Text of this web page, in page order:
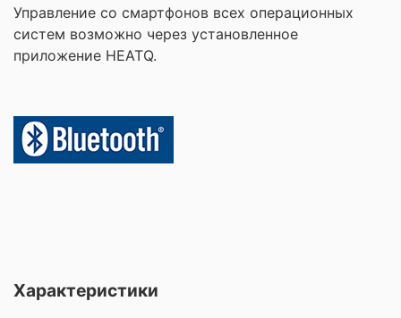
Управление со смартфонов всех операционных
систем возможно через установленное
приложение HEATQ.
Характеристики